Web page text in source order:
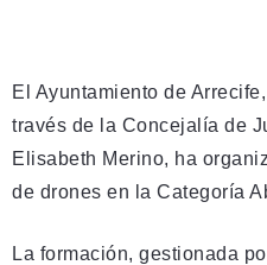
El Ayuntamiento de
través de la Concejalía de
Elisabeth Merino, ha
de drones en la Categoría
La formación, gestionada